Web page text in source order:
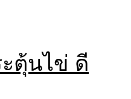
ตุ้นไข่ ดี